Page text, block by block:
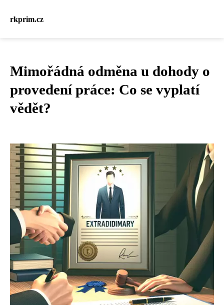
rkprim.cz
Mimořádná odměna u dohody o
provedení práce: Co se vyplatí
vědět?